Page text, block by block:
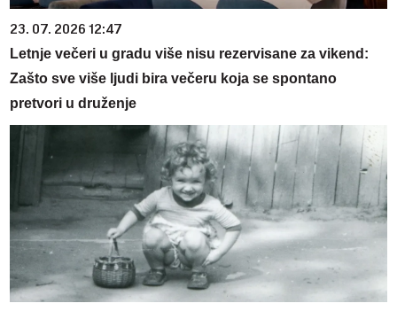
23. 07. 2026 12:47
Letnje večeri u gradu više nisu rezervisane za vikend:
Zašto sve više ljudi bira večeru koja se spontano
pretvori u druženje